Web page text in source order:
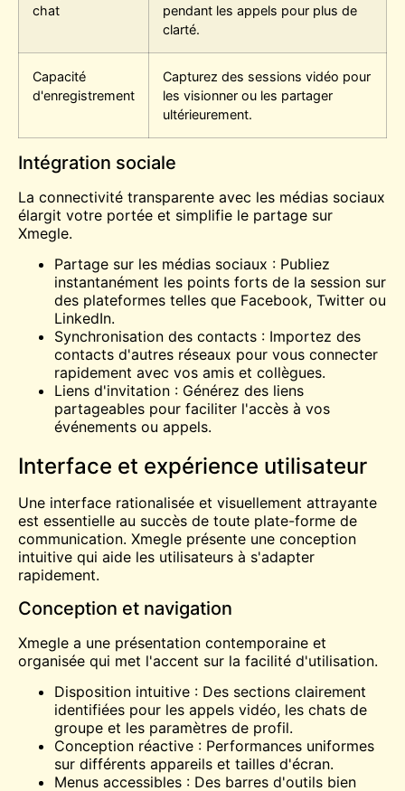
chat
pendant les appels pour plus de
clarté.
Capacité
d'enregistrement
Capturez des sessions vidéo pour
les visionner ou les partager
ultérieurement.
Intégration sociale
La connectivité transparente avec les médias sociaux
élargit votre portée et simplifie le partage sur
Xmegle.
Partage sur les médias sociaux : Publiez
instantanément les points forts de la session sur
des plateformes telles que Facebook, Twitter ou
LinkedIn.
Synchronisation des contacts : Importez des
contacts d'autres réseaux pour vous connecter
rapidement avec vos amis et collègues.
Liens d'invitation : Générez des liens
partageables pour faciliter l'accès à vos
événements ou appels.
Interface et expérience utilisateur
Une interface rationalisée et visuellement attrayante
est essentielle au succès de toute plate-forme de
communication. Xmegle présente une conception
intuitive qui aide les utilisateurs à s'adapter
rapidement.
Conception et navigation
Xmegle a une présentation contemporaine et
organisée qui met l'accent sur la facilité d'utilisation.
Disposition intuitive : Des sections clairement
identifiées pour les appels vidéo, les chats de
groupe et les paramètres de profil.
Conception réactive : Performances uniformes
sur différents appareils et tailles d'écran.
Menus accessibles : Des barres d'outils bien